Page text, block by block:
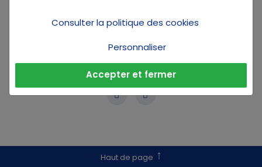
PARTAGEZ
Haut de page
Consulter la politique des cookies
Personnaliser
Accepter et fermer